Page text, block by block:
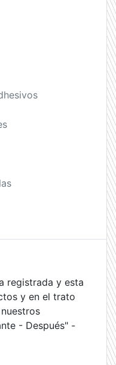
registrada y esta
y en el trato
- Después" -